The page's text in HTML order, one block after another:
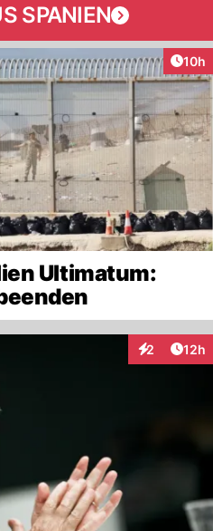
SPANIEN
10h
Ultimatum:
2
Interaktionen
12h